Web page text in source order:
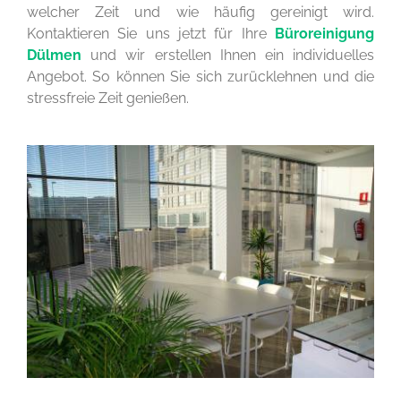
welcher Zeit und wie häufig gereinigt wird.
Kontaktieren Sie uns jetzt für Ihre Büroreinigung
Dülmen und wir erstellen Ihnen ein individuelles
Angebot. So können Sie sich zurücklehnen und die
stressfreie Zeit genießen.